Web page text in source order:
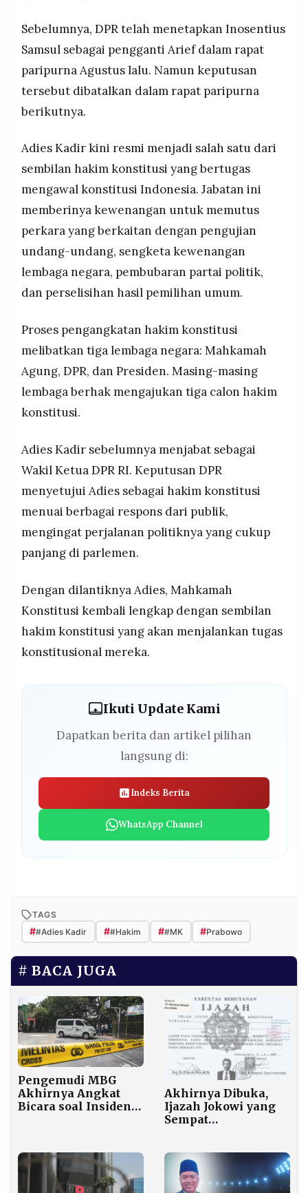
Sebelumnya, DPR telah menetapkan Inosentius
Samsul sebagai pengganti Arief dalam rapat
paripurna Agustus lalu. Namun keputusan
tersebut dibatalkan dalam rapat paripurna
berikutnya.
Adies Kadir kini resmi menjadi salah satu dari
sembilan hakim konstitusi yang bertugas
mengawal konstitusi Indonesia. Jabatan ini
memberinya kewenangan untuk memutus
perkara yang berkaitan dengan pengujian
undang-undang, sengketa kewenangan
lembaga negara, pembubaran partai politik,
dan perselisihan hasil pemilihan umum.
Proses pengangkatan hakim konstitusi
melibatkan tiga lembaga negara: Mahkamah
Agung, DPR, dan Presiden. Masing-masing
lembaga berhak mengajukan tiga calon hakim
konstitusi.
Adies Kadir sebelumnya menjabat sebagai
Wakil Ketua DPR RI. Keputusan DPR
menyetujui Adies sebagai hakim konstitusi
menuai berbagai respons dari publik,
mengingat perjalanan politiknya yang cukup
panjang di parlemen.
Dengan dilantiknya Adies, Mahkamah
Konstitusi kembali lengkap dengan sembilan
hakim konstitusi yang akan menjalankan tugas
konstitusional mereka.
Ikuti Update Kami
Dapatkan berita dan artikel pilihan
langsung di:
Indeks Berita
WhatsApp Channel
TAGS
##Adies Kadir ##Hakim ##MK #Prabowo
BACA JUGA
Pengemudi MBG
Akhirnya Angkat
Bicara soal Insiden
Akhirnya Dibuka,
Ijazah Jokowi yang
Sempat